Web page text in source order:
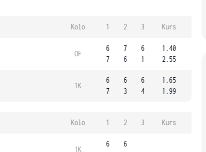
Kolo 1 2 3 Kurs
OF
6
7
7
6
6
1
1.40
2.55
1K
6
7
6
3
6
4
1.65
1.99
Kolo 1 2 3 Kurs
1K
6
6